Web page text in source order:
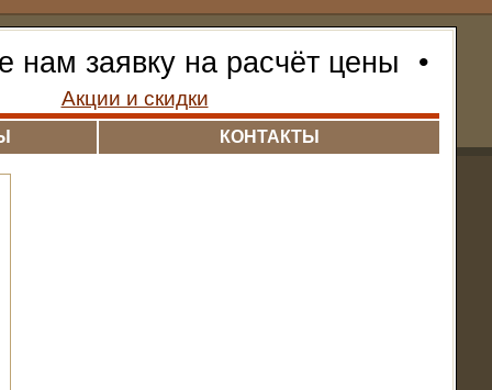
нам заявку на расчёт цены •
Акции и скидки
КОНТАКТЫ